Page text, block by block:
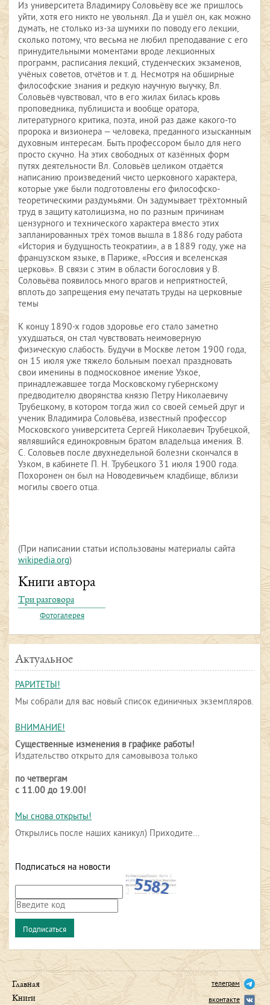
Из университета Владимиру Соловьёву все же пришлось
уйти, хотя его никто не увольнял. Да и ушёл он, как можно
думать, не столько из-за шумихи по поводу его лекции,
сколько потому, что весьма не любил преподавание с его
принудительными моментами вроде лекционных
программ, расписания лекций, студенческих экзаменов,
учёных советов, отчётов и т. д. Несмотря на обширные
философские знания и редкую научную выучку, Вл.
Соловьёв чувствовал, что в его жилах билась кровь
проповедника, публициста и вообще оратора,
литературного критика, поэта, иной раз даже какого-то
пророка и визионера — человека, преданного изысканным
духовным интересам. Быть профессором было для него
просто скучно. На этих свободных от казённых форм
путях деятельности Вл. Соловьёв целиком отдаётся
написанию произведений чисто церковного характера,
которые уже были подготовлены его философско-
теоретическими раздумьями. Он задумывает трёхтомный
труд в защиту католицизма, но по разным причинам
цензурного и технического характера вместо этих
запланированных трёх томов вышла в 1886 году работа
«История и будущность теократии», а в 1889 году, уже на
французском языке, в Париже, «Россия и вселенская
церковь». В связи с этим в области богословия у В.
Соловьёва появилось много врагов и неприятностей,
вплоть до запрещения ему печатать труды на церковные
темы
К концу 1890-х годов здоровье его стало заметно
ухудшаться, он стал чувствовать неимоверную
физическую слабость. Будучи в Москве летом 1900 года,
он 15 июля уже тяжело больным поехал праздновать
свои именины в подмосковное имение Узкое,
принадлежавшее тогда Московскому губернскому
предводителю дворянства князю Петру Николаевичу
Трубецкому, в котором тогда жил со своей семьей друг и
ученик Владимира Соловьёва, известный профессор
Московского университета Сергей Николаевич Трубецкой,
являвшийся единокровным братом владельца имения. В.
С. Соловьев после двухнедельной болезни скончался в
Узком, в кабинете П. Н. Трубецкого 31 июля 1900 года.
Похоронен он был на Новодевичьем кладбище, вблизи
могилы своего отца.
(При написании статьи использованы материалы сайта
wikipedia.org)
Книги автора
Три разговора
Фотогалерея
Актуальное
РАРИТЕТЫ!
Мы собрали для вас новый список единичных экземпляров.
ВНИМАНИЕ!
Существенные изменения в графике работы!
Издательство открыто для самовывоза только
по четвергам
с 11.00 до 19.00!
Мы снова открыты!
Открылись после наших каникул) Приходите...
Подписаться на новости
Главная
Книги
телеграм
вконтакте